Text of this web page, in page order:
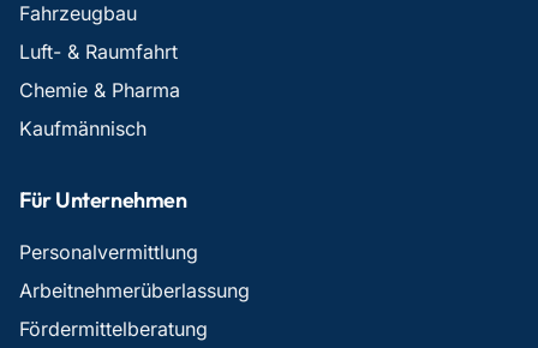
Fahrzeugbau
Luft- & Raumfahrt
Chemie & Pharma
Kaufmännisch
Für Unternehmen
Personalvermittlung
Arbeitnehmerüberlassung
Fördermittelberatung